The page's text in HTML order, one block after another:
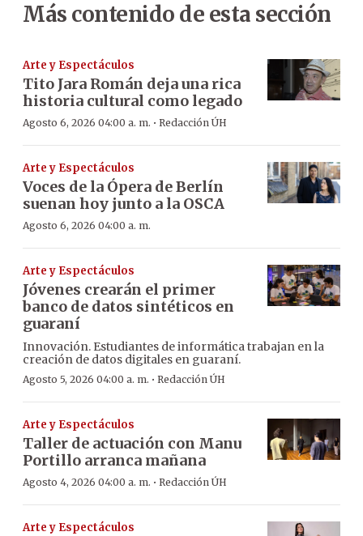
Más contenido de esta sección
Arte y Espectáculos
Tito Jara Román deja una rica
historia cultural como legado
Agosto 6, 2026 04:00 a. m. · Redacción ÚH
Arte y Espectáculos
Voces de la Ópera de Berlín
suenan hoy junto a la OSCA
Agosto 6, 2026 04:00 a. m.
Arte y Espectáculos
Jóvenes crearán el primer
banco de datos sintéticos en
guaraní
Innovación. Estudiantes de informática trabajan en la
creación de datos digitales en guaraní.
Agosto 5, 2026 04:00 a. m. · Redacción ÚH
Arte y Espectáculos
Taller de actuación con Manu
Portillo arranca mañana
Agosto 4, 2026 04:00 a. m. · Redacción ÚH
Arte y Espectáculos